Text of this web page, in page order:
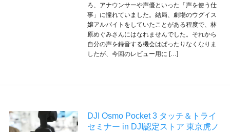
ろ、アナウンサーや声優といった「声を使う仕
事」に憧れていました。結局、劇場のウグイス
嬢アルバイトをしていたことがある程度で、林
原めぐみさんにはなれませんでした。それから
自分の声を録音する機会はぱったりなくなりま
したが、今回のレビュー用に […]
DJI Osmo Pocket 3 タッチ＆トライ
セミナー in DJI認定ストア 東京虎ノ